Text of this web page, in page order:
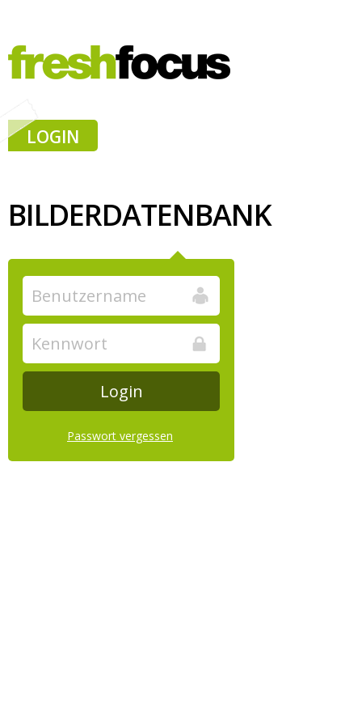
LOGIN
BILDERDATENBANK
Passwort vergessen